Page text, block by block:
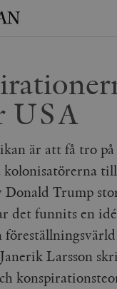
USA
är att få tro
Donald Trump
det funnits en
Larsson